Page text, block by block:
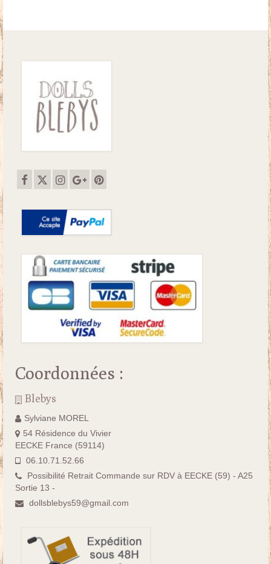
Coordonnées :
Blebys
Sylviane MOREL
54 Résidence du Vivier
EECKE France (59114)
06.10.71.52.66
Possibilité Retrait Commande sur RDV à EECKE (59) - A25
Sortie 13 -
dollsblebys59@gmail.com